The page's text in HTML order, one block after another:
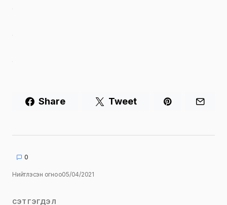
Share Tweet
0
Нийтлэсэн огноо05/04/2021
СЭТГЭГДЭЛ